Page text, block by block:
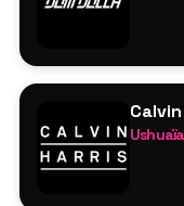
Tyson
Ewan
Ushuaïa